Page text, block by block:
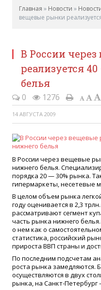
Главная » Новости »
вещевые рынки
В России
реализуется
белья
0 1276
14 АВГУСТА 2009
В России через вещевые
нижнего белья.
порядка 20 — 30% рынка.
гипермаркеты, несетевые
В целом объем рынка
году оценивается в 2,3
рассматривают сегмент
часть рынка нижнего
о нем как о
статистика, российский
прироста ВВП страны и
По последним подсчетам
роста рынка замедляются.
осуществляются в двух
рынка, на Санкт-Петербург